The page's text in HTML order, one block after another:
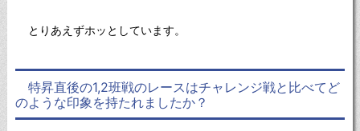
とりあえずホッとしています。
特昇直後の1,2班戦のレースはチャレンジ戦と比べてど
のような印象を持たれましたか？